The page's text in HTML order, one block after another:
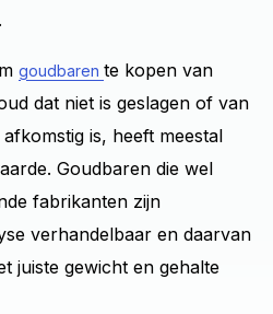
goudbaren te kopen van
dat niet is geslagen of van
is, heeft meestal
Goudbaren die wel
fabrikanten zijn
verhandelbaar en daarvan
juiste gewicht en gehalte